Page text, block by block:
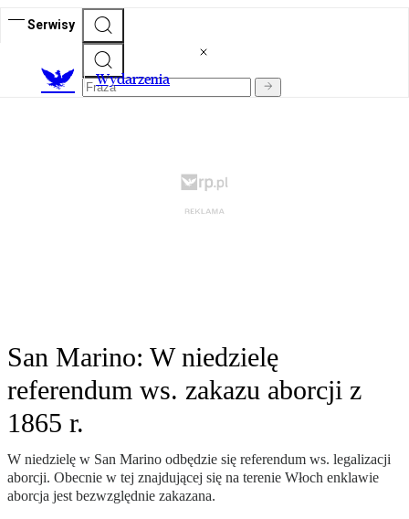
Serwisy
Wydarzenia
San Marino: W niedzielę
referendum ws. zakazu aborcji z
1865 r.
W niedzielę w San Marino odbędzie się referendum ws. legalizacji
aborcji. Obecnie w tej znajdującej się na terenie Włoch enklawie
aborcja jest bezwzględnie zakazana.